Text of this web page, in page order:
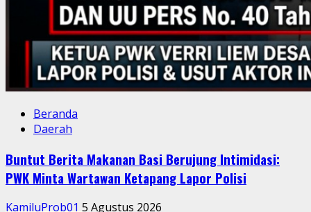
Beranda
Daerah
Buntut Berita Makanan Basi Berujung Intimidasi:
PWK Minta Wartawan Ketapang Lapor Polisi
KamiluProb01 5 Agustus 2026